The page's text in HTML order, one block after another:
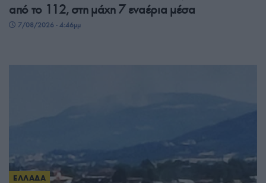
από το 112, στη μάχη 7 εναέρια μέσα
7/08/2026 - 4:46μμ
ΕΛΛΑΔΑ